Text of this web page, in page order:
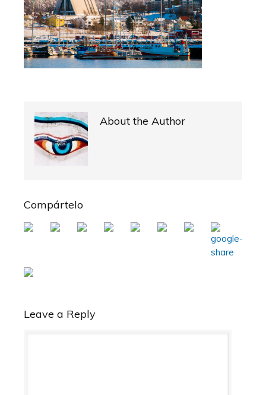
About the Author
Compártelo
Leave a Reply